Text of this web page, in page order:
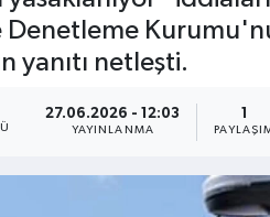
Denetleme
yanıtı netleşti.
27.06.2026 - 12:03
YAYINLANMA